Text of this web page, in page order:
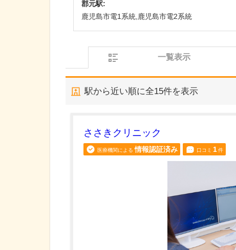
郡元駅:
鹿児島市電1系統,鹿児島市電2系統
一覧表示
駅から近い順に全15件を表示
ささきクリニック
医療機関による 情報認証済み 口コミ 1件